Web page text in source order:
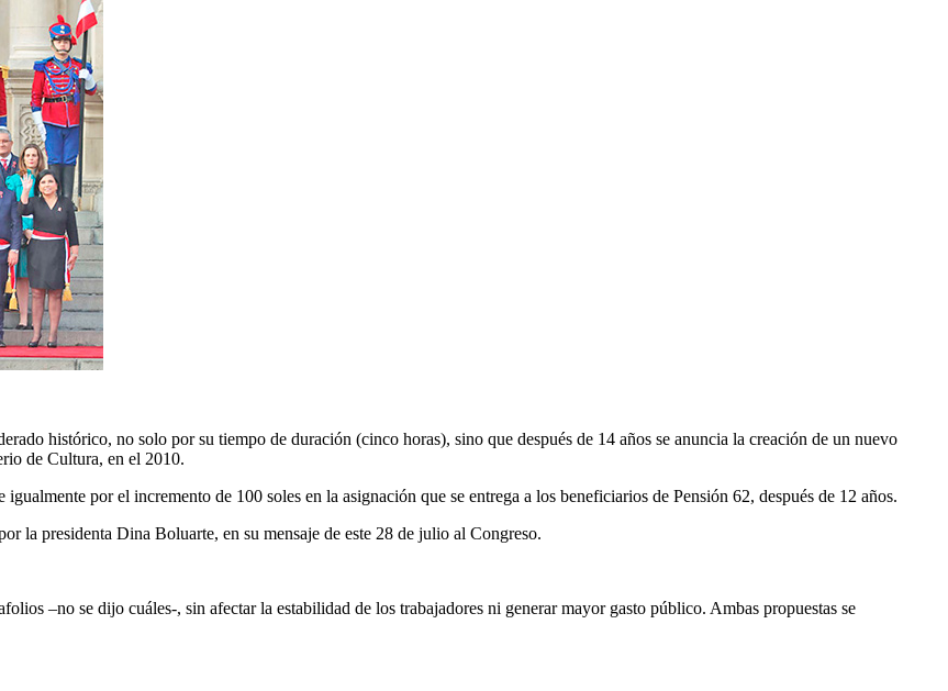
histórico, no solo por su tiempo de duración (cinco horas), sino que después de 14 años se anuncia la creación de un nuevo
de Cultura, en el 2010.
por el incremento de 100 soles en la asignación que se entrega a los beneficiarios de Pensión 62, después de 12 años.
la presidenta Dina Boluarte, en su mensaje de este 28 de julio al Congreso.
–no se dijo cuáles-, sin afectar la estabilidad de los trabajadores ni generar mayor gasto público. Ambas propuestas se